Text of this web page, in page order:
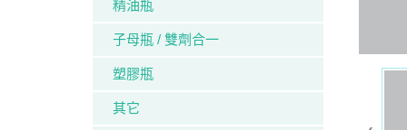
精油瓶
子母瓶 / 雙劑合一
塑膠瓶
其它